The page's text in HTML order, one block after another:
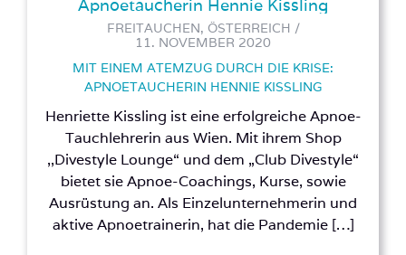
FREITAUCHEN, ÖSTERREICH /
11. NOVEMBER 2020
MIT EINEM ATEMZUG DURCH DIE KRISE:
APNOETAUCHERIN HENNIE KISSLING
Henriette Kissling ist eine erfolgreiche Apnoe-
Tauchlehrerin aus Wien. Mit ihrem Shop
,,Divestyle Lounge“ und dem „Club Divestyle“
bietet sie Apnoe-Coachings, Kurse, sowie
Ausrüstung an. Als Einzelunternehmerin und
aktive Apnoetrainerin, hat die Pandemie […]